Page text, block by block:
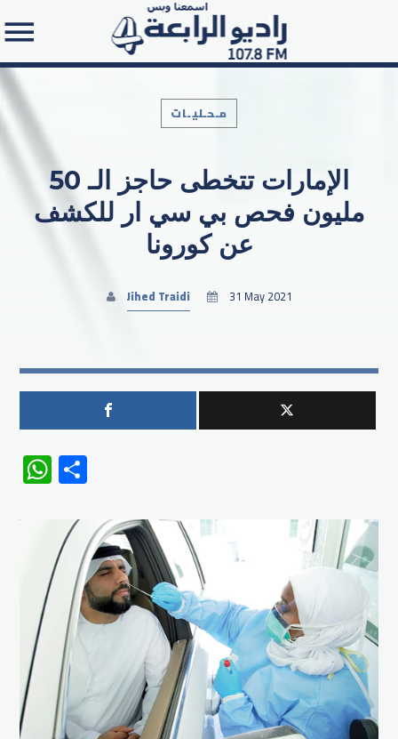
Search in the website:
مـحـليـات
الإمارات تتخطى حاجز الـ 50
مليون فحص بي سي ار للكشف
عن كورونا
Jihed Traidi 31 May 2021
WhatsApp